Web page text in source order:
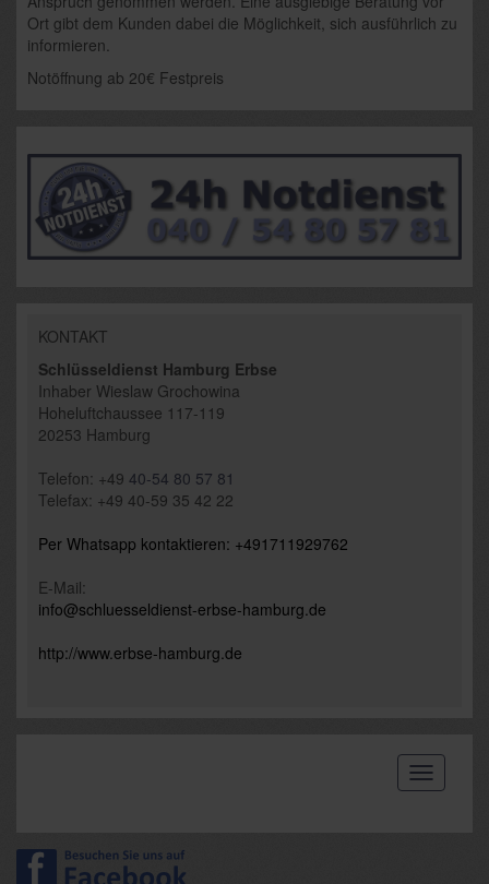
Ort gibt dem Kunden dabei die Möglichkeit, sich ausführlich zu
informieren.
Notöffnung ab 20€ Festpreis
KONTAKT
Schlüsseldienst Hamburg Erbse
Inhaber Wieslaw Grochowina
Hoheluftchaussee 117-119
20253 Hamburg
Telefon: +49 40-54 80 57 81
Telefax: +49 40-59 35 42 22
Per Whatsapp kontaktieren: +491711929762
E-Mail:
info@schluesseldienst-erbse-hamburg.de
http://www.erbse-hamburg.de
Toggle